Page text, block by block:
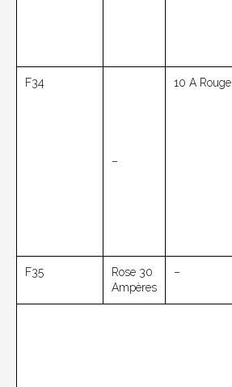
F34
–
10 A Rouge
F35
Rose 30
Ampères
–